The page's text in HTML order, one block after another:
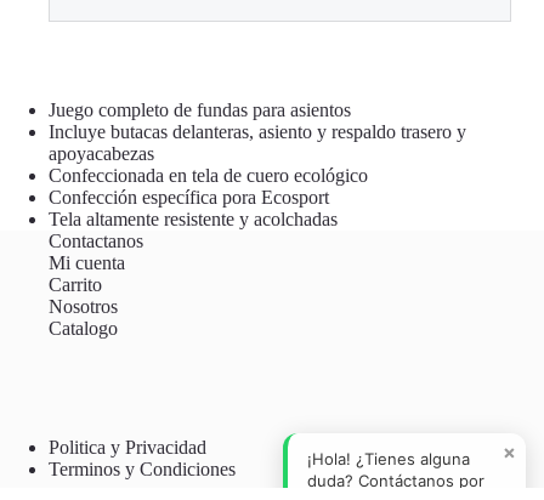
Juego completo de fundas para asientos
Incluye butacas delanteras, asiento y respaldo trasero y
apoyacabezas
Confeccionada en tela de cuero ecológico
Confección específica pora Ecosport
Tela altamente resistente y acolchadas
Contactanos
Mi cuenta
Carrito
Nosotros
Catalogo
Politica y Privacidad
Terminos y Condiciones
×
¡Hola! ¿Tienes alguna
duda? Contáctanos por